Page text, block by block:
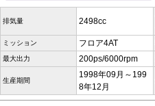
排気量 2498cc
ミッション フロア4AT
最大出力 200ps/6000rpm
生産期間
1998年09月～199
8年12月